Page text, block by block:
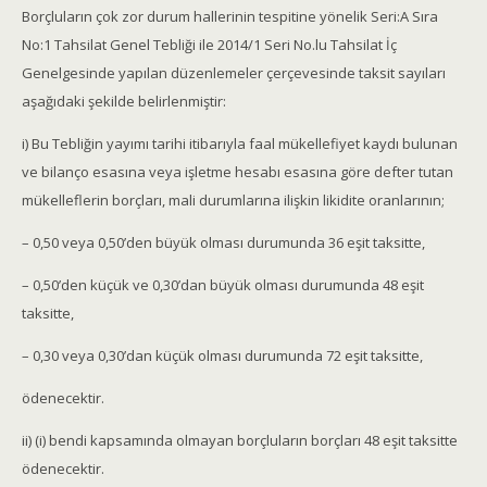
Borçluların çok zor durum hallerinin tespitine yönelik Seri:A Sıra
No:1 Tahsilat Genel Tebliği ile 2014/1 Seri No.lu Tahsilat İç
Genelgesinde yapılan düzenlemeler çerçevesinde taksit sayıları
aşağıdaki şekilde belirlenmiştir:
i) Bu Tebliğin yayımı tarihi itibarıyla faal mükellefiyet kaydı bulunan
ve bilanço esasına veya işletme hesabı esasına göre defter tutan
mükelleflerin borçları, mali durumlarına ilişkin likidite oranlarının;
– 0,50 veya 0,50’den büyük olması durumunda 36 eşit taksitte,
– 0,50’den küçük ve 0,30’dan büyük olması durumunda 48 eşit
taksitte,
– 0,30 veya 0,30’dan küçük olması durumunda 72 eşit taksitte,
ödenecektir.
ii) (i) bendi kapsamında olmayan borçluların borçları 48 eşit taksitte
ödenecektir.